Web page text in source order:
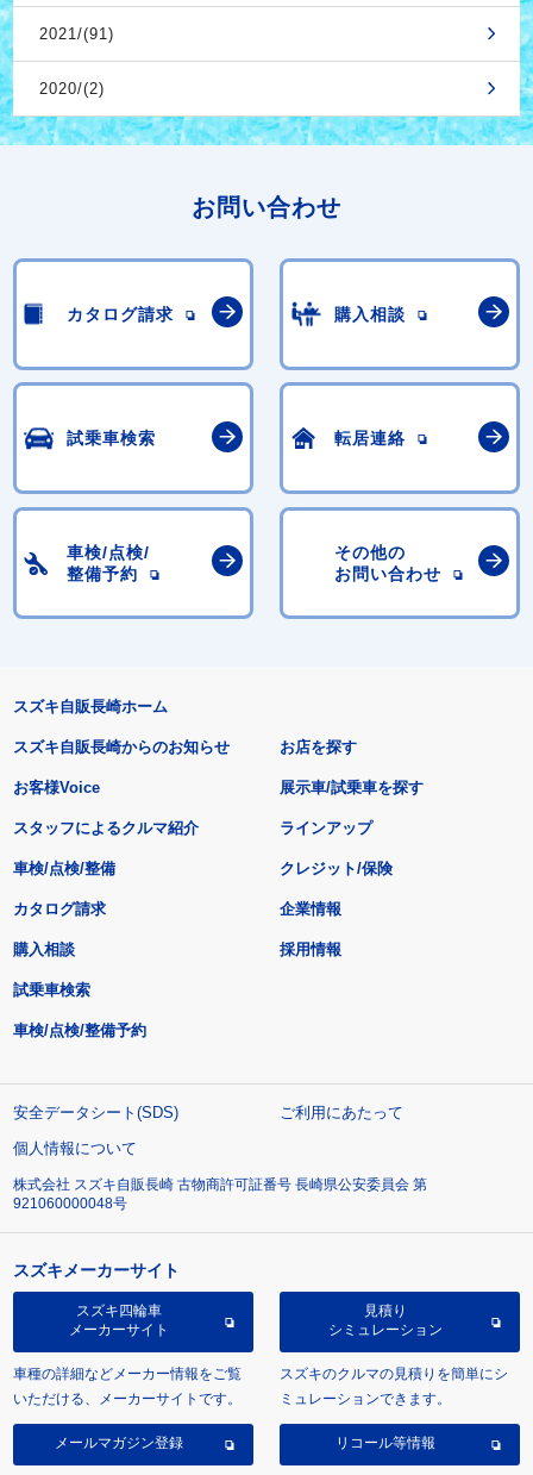
2021/(91)
2020/(2)
お問い合わせ
カタログ請求 購入相談
試乗車検索 転居連絡
車検/点検/
整備予約
その他の
お問い合わせ
スズキ自販長崎ホーム
スズキ自販長崎からのお知らせ
お客様Voice
スタッフによるクルマ紹介
お店を探す
展示車/試乗車を探す
ラインアップ
車検/点検/整備 クレジット/保険
カタログ請求
購入相談
試乗車検索
車検/点検/整備予約
企業情報
採用情報
安全データシート(SDS)
ご利用にあたって
個人情報について
株式会社 スズキ自販長崎 古物商許可証番号 長崎県公安委員会 第
921060000048号
スズキメーカーサイト
スズキ四輪車
メーカーサイト
車種の詳細などメーカー情報をご覧
いただける、メーカーサイトです。
見積り
シミュレーション
スズキのクルマの見積りを簡単にシ
ミュレーションできます。
メールマガジン登録 リコール等情報